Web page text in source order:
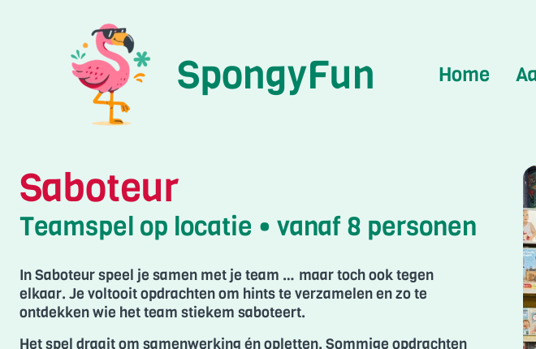
SpongyFun Home
Saboteur
Teamspel op locatie • vanaf 8 personen
In Saboteur speel je samen met je team … maar toch ook tegen
elkaar. Je voltooit opdrachten om hints te verzamelen en zo te
ontdekken wie het team stiekem saboteert.
Het spel draait om samenwerking én opletten. Sommige opdrachten